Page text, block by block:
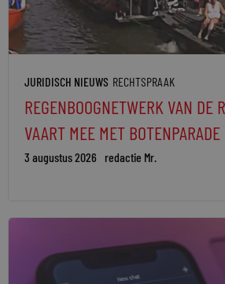
JURIDISCH NIEUWS RECHTSPRAAK
REGENBOOGNETWERK VAN DE
VAART MEE MET
3 augustus 2026 redactie Mr.